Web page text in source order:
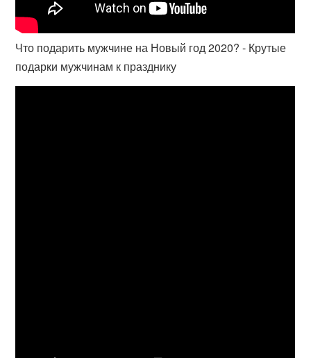
Что подарить мужчине на Новый год 2020? - Крутые
подарки мужчинам к празднику